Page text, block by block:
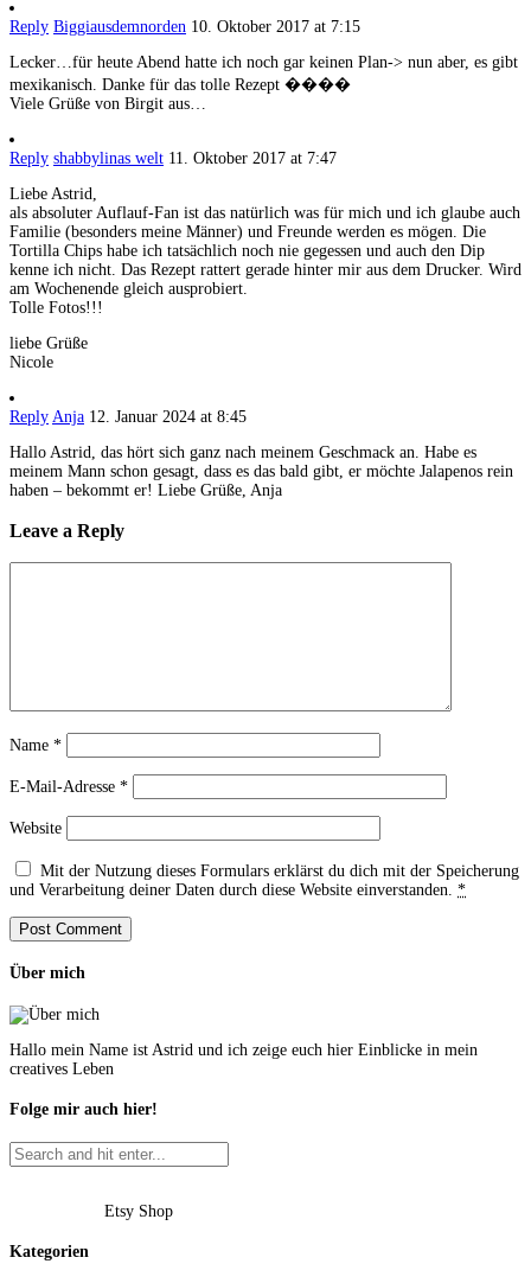
Reply Biggiausdemnorden 10. Oktober 2017 at 7:15
Lecker…für heute Abend hatte ich noch gar keinen Plan-> nun aber, es gibt
mexikanisch. Danke für das tolle Rezept ����
Viele Grüße von Birgit aus…
Reply shabbylinas welt 11. Oktober 2017 at 7:47
Liebe Astrid,
als absoluter Auflauf-Fan ist das natürlich was für mich und ich glaube auch
Familie (besonders meine Männer) und Freunde werden es mögen. Die
Tortilla Chips habe ich tatsächlich noch nie gegessen und auch den Dip
kenne ich nicht. Das Rezept rattert gerade hinter mir aus dem Drucker. Wird
am Wochenende gleich ausprobiert.
Tolle Fotos!!!
liebe Grüße
Nicole
Reply Anja 12. Januar 2024 at 8:45
Hallo Astrid, das hört sich ganz nach meinem Geschmack an. Habe es
meinem Mann schon gesagt, dass es das bald gibt, er möchte Jalapenos rein
haben – bekommt er! Liebe Grüße, Anja
Leave a Reply
Name *
E-Mail-Adresse *
Website
Mit der Nutzung dieses Formulars erklärst du dich mit der Speicherung
und Verarbeitung deiner Daten durch diese Website einverstanden. *
Über mich
Hallo mein Name ist Astrid und ich zeige euch hier Einblicke in mein
creatives Leben
Folge mir auch hier!
Etsy Shop
Kategorien